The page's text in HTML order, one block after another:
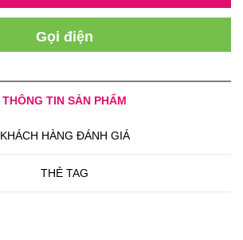
Gọi điện
THÔNG TIN SẢN PHẨM
KHÁCH HÀNG ĐÁNH GIÁ
THẺ TAG